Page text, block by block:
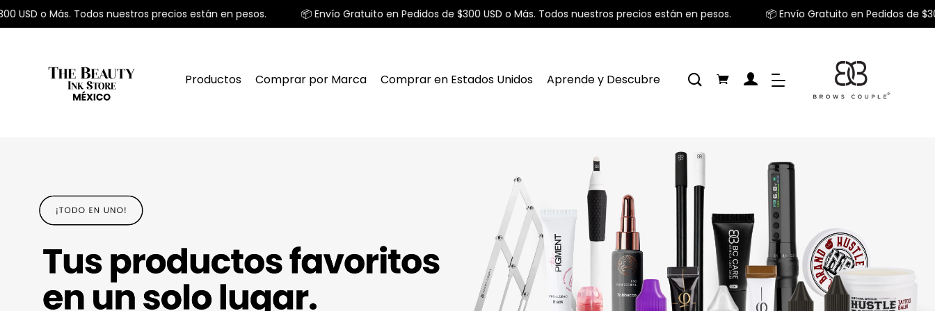
Más. Todos nuestros precios están en pesos. 📦 Envío Gratuito en Pedidos de $300 USD o Más. Todos nuestros precios están en pesos. 📦 Envío Gratuito en Pedidos de $300
Productos Comprar por Marca Comprar en Estados Unidos Aprende y Descubre